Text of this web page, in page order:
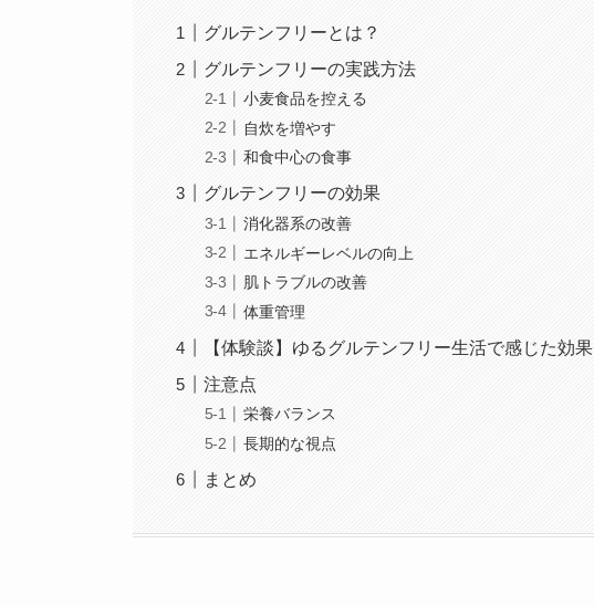
グルテンフリーとは？
グルテンフリーの実践方法
小麦食品を控える
自炊を増やす
和食中心の食事
グルテンフリーの効果
消化器系の改善
エネルギーレベルの向上
肌トラブルの改善
体重管理
【体験談】ゆるグルテンフリー生活で感じた効果
注意点
栄養バランス
長期的な視点
まとめ